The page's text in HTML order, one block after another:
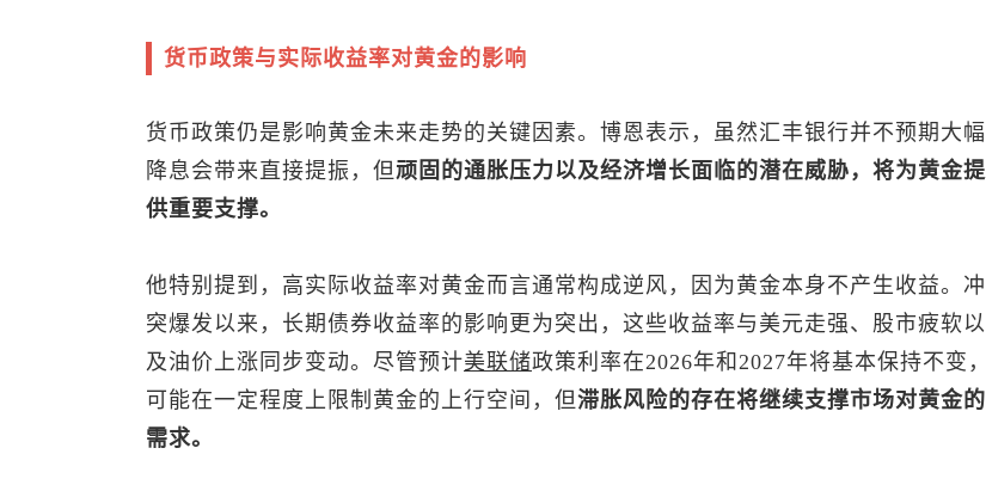
货币政策与实际收益率对黄金的影响
货币政策仍是影响黄金未来走势的关键因素。博恩表示，虽然汇丰银行并不预期大幅
降息会带来直接提振，但 顽固的通胀压力以及经济增长面临的潜在威胁，将为黄金提
供重要支撑。
他特别提到，高实际收益率对黄金而言通常构成逆风，因为黄金本身不产生收益。冲
突爆发以来，长期债券收益率的影响更为突出，这些收益率与美元走强、股市疲软以
及油价上涨同步变动。尽管预计美联储政策利率在2026年和2027年将基本保持不变，
可能在一定程度上限制黄金的上行空间，但滞胀风险的存在将继续支撑市场对黄金的
需求。